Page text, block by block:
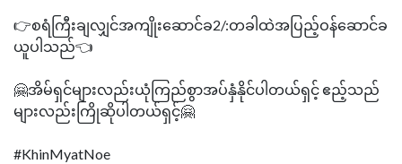
👉စရံကြီးချလျှင်အကျိုးဆောင်ခ2/:တခါထဲအပြည့်ဝန်ဆောင်ခ
ယူပါသည်👈
🤗အိမ်ရှင်များလည်းယုံကြည်စွာအပ်နှံနိုင်ပါတယ်ရှင့် ဧည့်သည်
များလည်းကြိုဆိုပါတယ်ရှင့်🤗
#KhinMyatNoe